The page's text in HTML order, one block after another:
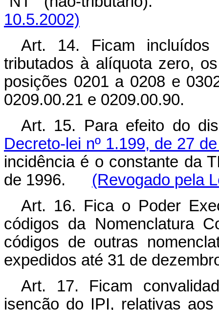
10.5.2002)
Art. 14. Ficam
tributados à alíquota zero,
posições 0201 a 0208 e
0209.00.21 e 0209.00.90.
Art. 15. Para efeito do
Decreto-lei nº 1.199, de 27
incidência é o constante da
de 1996. (Revogado pela
Art. 16. Fica o Poder
códigos da Nomenclatura
códigos de outras
expedidos até 31 de
Art. 17. Ficam
isenção do IPI, relativas